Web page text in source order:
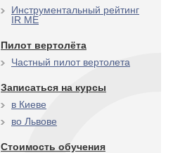
Инструментальный рейтинг
IR ME
Пилот вертолёта
Частный пилот вертолета
Записаться на курсы
в Киеве
во Львове
Стоимость обучения